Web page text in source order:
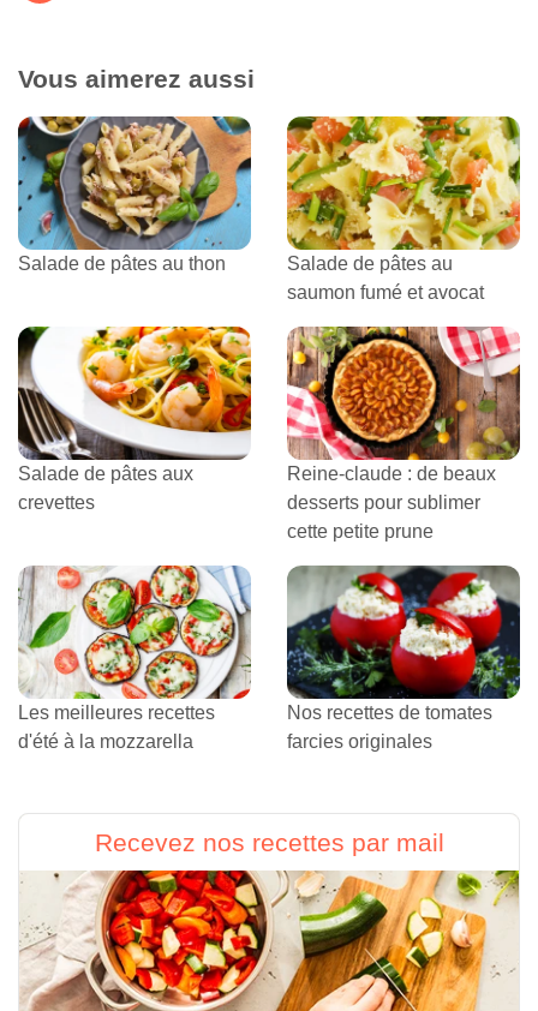
Vous aimerez aussi
Salade de pâtes au thon
Salade de pâtes au
saumon fumé et avocat
Salade de pâtes aux
crevettes
Reine-claude : de beaux
desserts pour sublimer
cette petite prune
Les meilleures recettes
d'été à la mozzarella
Nos recettes de tomates
farcies originales
Recevez nos recettes par mail